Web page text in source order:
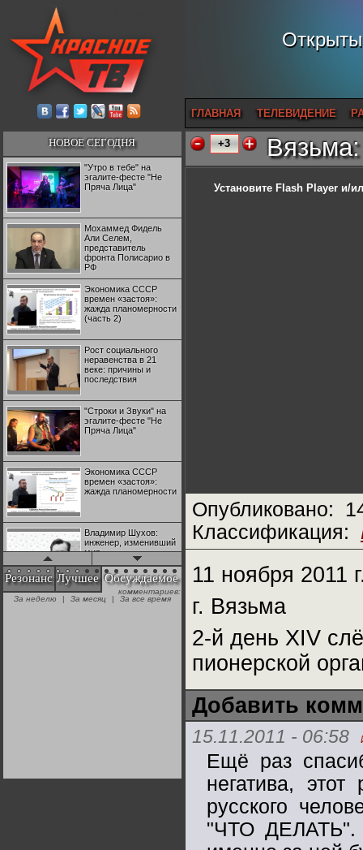
ГЛАВНАЯ ТЕЛЕВИДЕНИЕ
НОВОЕ СЕГОДНЯ
"Утро в тебе" на
эгалите-фесте "Не
Пряча Лица"
Мохаммед Фидель
Али Селем,
представитель
фронта Полисарио в
РФ
Экономика СССР
времен «застоя»:
жажда планомерности
(часть 2)
Рост социального
неравенства в 21
веке: причины и
последствия
"Строки и Звуки" на
эгалите-фесте "Не
Пряча Лица"
Экономика СССР
времен «застоя»:
жажда планомерности
Владимир Шухов:
инженер, изменивший
мир
"Аркадий Коц" на
эгалите-фесте "Не
Резонанс Лучшее Обсуждаемое
комментариев:
За неделю
| За месяц | За все время
+3
Установите Flash Player и/
Опубликовано:
Классификация:
11 ноября 2011
г. Вязьма
2-й день XIV
пионерской
Добавить
15.11.2011 - 06:58
Ещё раз
негатива,
русского
"ЧТО ДЕЛАТЬ".